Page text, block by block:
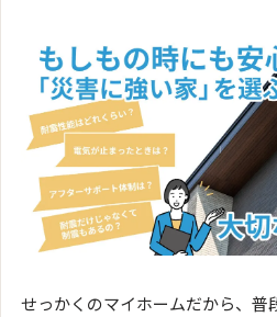
せっかくのマイホームだから、普